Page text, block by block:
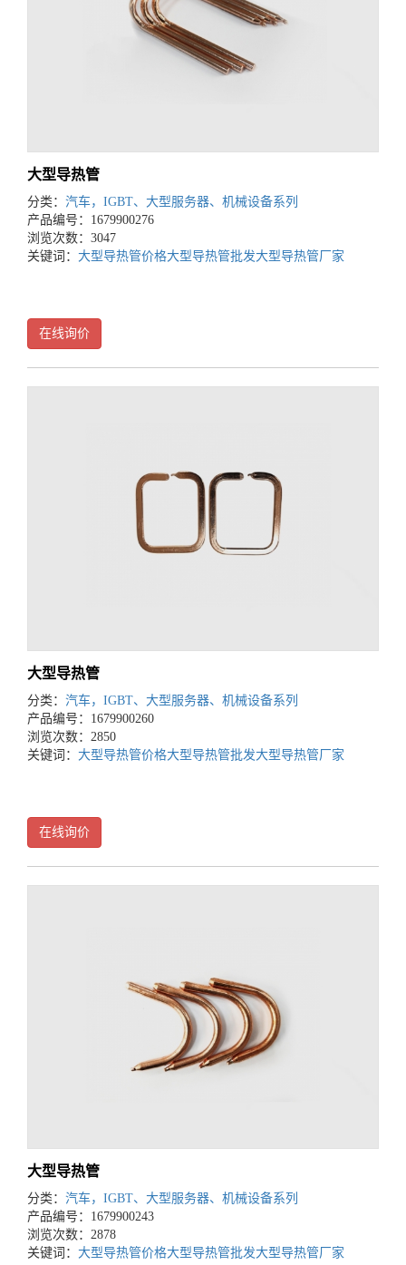
大型导热管
分类： 汽车，IGBT、大型服务器、机械设备系列
产品编号：1679900276
浏览次数：3047
关键词： 大型导热管价格大型导热管批发大型导热管厂家
在线询价
大型导热管
分类： 汽车，IGBT、大型服务器、机械设备系列
产品编号：1679900260
浏览次数：2850
关键词： 大型导热管价格大型导热管批发大型导热管厂家
在线询价
大型导热管
分类： 汽车，IGBT、大型服务器、机械设备系列
产品编号：1679900243
浏览次数：2878
关键词： 大型导热管价格大型导热管批发大型导热管厂家